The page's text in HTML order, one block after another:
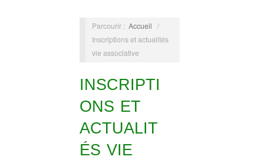
Parcourir : Accueil /
Inscriptions et actualités
vie associative
INSCRIPTI
ONS ET
ACTUALIT
ÉS VIE